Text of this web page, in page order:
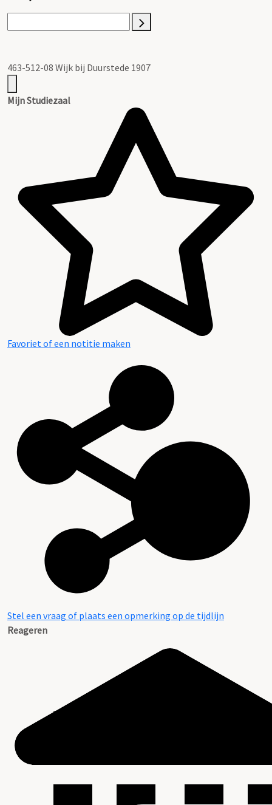
463-512-08 Wijk bij Duurstede 1907
Mijn Studiezaal
Favoriet of een notitie maken
Stel een vraag of plaats een opmerking op de tijdlijn
Reageren